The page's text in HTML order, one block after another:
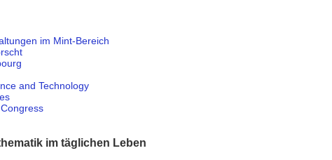
im Mint-Bereich
and Technology
im täglichen Leben